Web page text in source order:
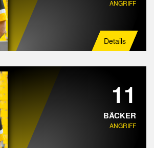
ANGRIFF
Details
11
BÄCKER
ANGRIFF